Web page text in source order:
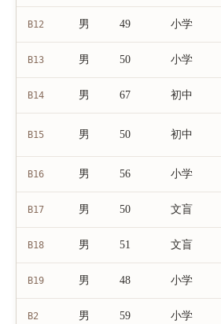
B12 男 49 小学
B13 男 50 小学
B14 男 67 初中
B15 男 50 初中
B16 男 56 小学
B17 男 50 文盲
B18 男 51 文盲
B19 男 48 小学
B2 男 59 小学